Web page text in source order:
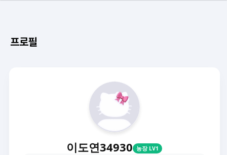
프로필
이도연34930 농장 LV1